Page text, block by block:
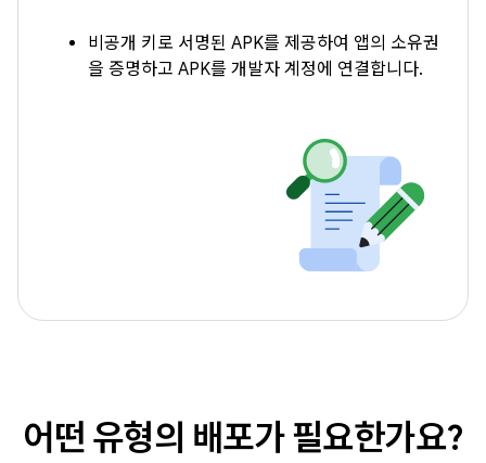
비공개 키로 서명된 APK를 제공하여 앱의 소유권
을 증명하고 APK를 개발자 계정에 연결합니다.
어떤 유형의 배포가 필요한가요?